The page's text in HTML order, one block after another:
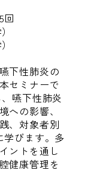
回
下性肺炎の
セミナーで
嚥下性肺炎
への影響、
、対象者別
学びます。多
ントを通し
健康管理を